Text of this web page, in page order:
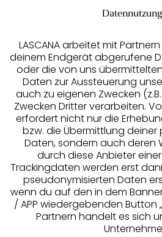
Services
Beratung
Über uns
Rechtliches
LASCANA arbeitet mit
deinem Endgerät abgerufene
oder die von uns
Daten zur Aussteuerung
auch zu eigenen Zwecken
Zwecken Dritter verarbeiten.
erfordert nicht nur die
bzw. die Übermittlung
Daten, sondern auch deren
durch diese Anbieter einer
Trackingdaten werden erst
pseudonymisierten Daten
wenn du auf den in dem
/ APP wiedergebenden Button
Partnern handelt es sich